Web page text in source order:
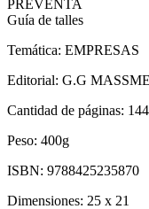
PREVENTA
Guía de talles
Temática: EMPRESAS
Editorial: G.G
Cantidad de páginas: 144
Peso: 400g
ISBN: 9788425235870
Dimensiones: 25 x 21